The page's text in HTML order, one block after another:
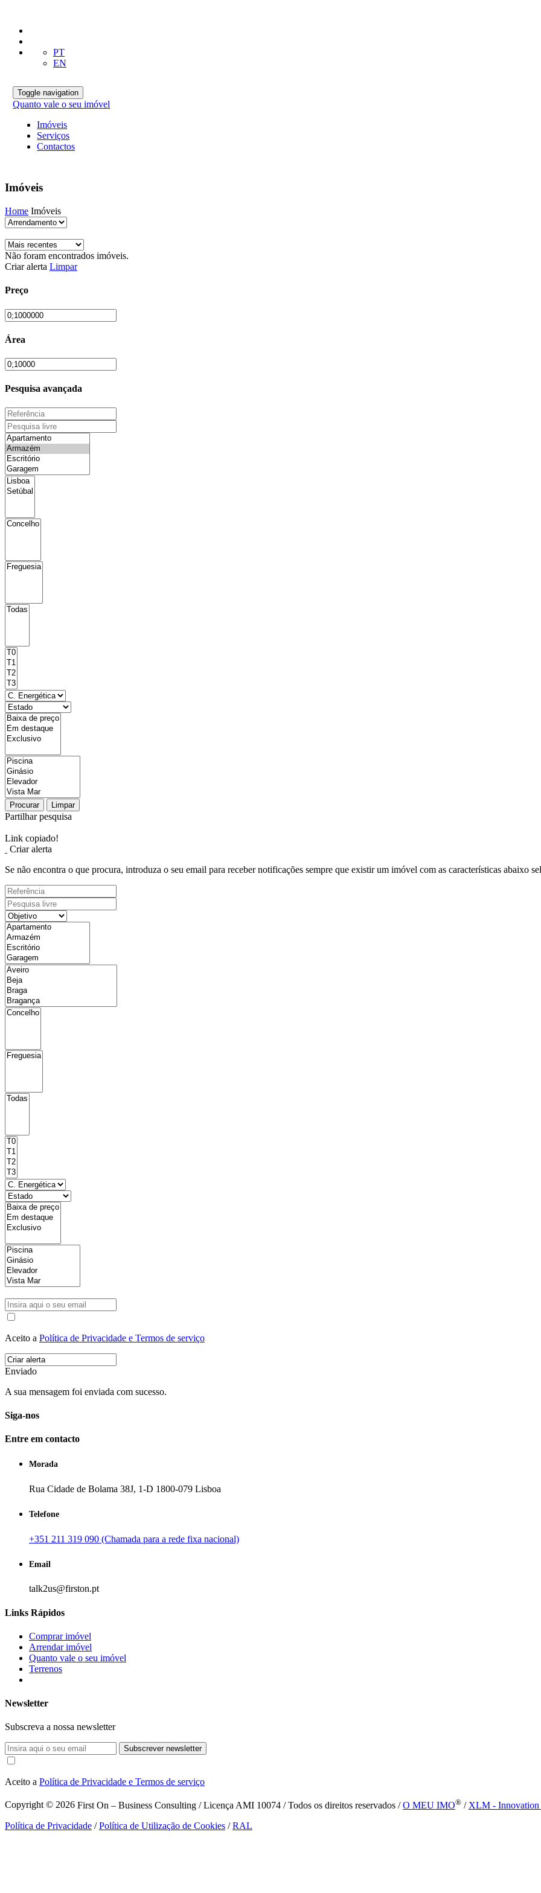
PT
EN
Toggle navigation
Quanto vale o seu imóvel
Imóveis
Serviços
Contactos
Imóveis
Home Imóveis
Não foram encontrados imóveis.
Criar alerta Limpar
Preço
Área
Pesquisa avançada
Procurar Limpar
Partilhar pesquisa
Link copiado!
Criar alerta
Se não encontra o que procura, introduza o seu email para receber notificações sempre que existir um imóvel com as características abaixo
Aceito a Política de Privacidade e Termos de serviço
Enviado
A sua mensagem foi enviada com sucesso.
Siga-nos
Entre em contacto
Morada
Rua Cidade de Bolama 38J, 1-D 1800-079 Lisboa
Telefone
+351 211 319 090 (Chamada para a rede fixa nacional)
Email
talk2us@firston.pt
Links Rápidos
Comprar imóvel
Arrendar imóvel
Quanto vale o seu imóvel
Terrenos
Newsletter
Subscreva a nossa newsletter
Subscrever newsletter
Aceito a Política de Privacidade e Termos de serviço
Copyright © 2026 First On – Business Consulting / Licença AMI 10074 / Todos os direitos reservados /O MEU IMO® / XLM -
Política de Privacidade /Política de Utilização de Cookies /RAL